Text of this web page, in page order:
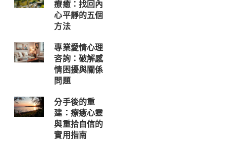
療癒：找回內
心平靜的五個
方法
專業愛情心理
咨詢：破解感
情困擾與關係
問題
分手後的重
建：療癒心靈
與重拾自信的
實用指南